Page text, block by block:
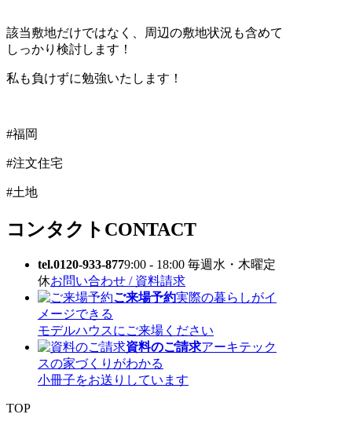
該当敷地だけではなく、周辺の敷地状況も含めて
しっかり検討します！
私も負けずに勉強いたします！
#福岡
#注文住宅
#土地
コンタクト CONTACT
tel.0120-933-8779:00 - 18:00 毎週水・木曜定
休お問い合わせ / 資料請求
ご来場予約実際の暮らしがイ
メージできる
モデルハウスにご来場ください
資料のご請求アーキテック
スの家づくりがわかる
小冊子をお送りしています
TOP